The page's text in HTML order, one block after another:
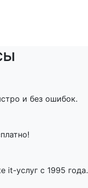
и без ошибок.
it-услуг с 1995 года.